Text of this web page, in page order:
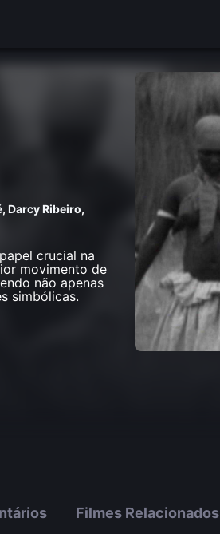
,Darcy Ribeiro,
crucial na
movimento de
não apenas
simbólicas.
Filmes Relacionados